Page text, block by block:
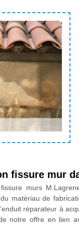
fissure mur
fissure murs
matériau de
réparateur à
notre offre en lien